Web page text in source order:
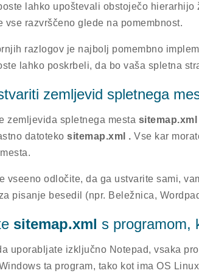
lahko upoštevali obstoječo
vse razvrščeno glede na pomembnost.
razlogov je najbolj pomembno
lahko poskrbeli, da bo vaša spletna
zemljevid spletnega
zemljevida spletnega mesta sitemap.xml
datoteko sitemap.xml . Vse kar
vseeno odločite, da ga ustvarite sami,
pisanje besedil (npr. Beležnica,
sitemap.xml s programom,
uporabljate izključno Notepad, vsaka
ta program, tako kot ima OS